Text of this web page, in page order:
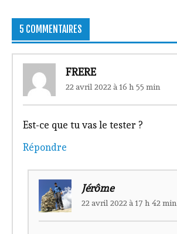
5 COMMENTAIRES
FRERE
22 avril 2022 à 16 h 55 min
Est-ce que tu vas le tester ?
Répondre
Jérôme
22 avril 2022 à 17 h 42 min